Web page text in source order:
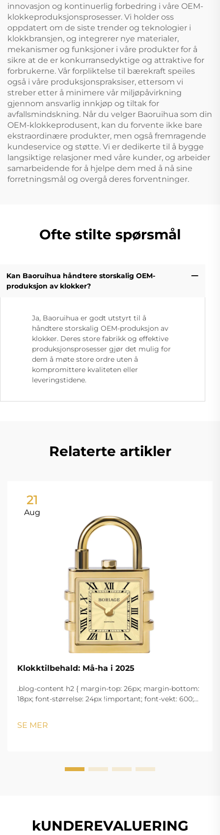
innovasjon og kontinuerlig forbedring i våre OEM-
klokkeproduksjonsprosesser. Vi holder oss
oppdatert om de siste trender og teknologier i
klokkbransjen, og integrerer nye materialer,
mekanismer og funksjoner i våre produkter for å
sikre at de er konkurransedyktige og attraktive for
forbrukerne. Vår forpliktelse til bærekraft speiles
også i våre produksjonspraksiser, ettersom vi
streber etter å minimere vår miljøpåvirkning
gjennom ansvarlig innkjøp og tiltak for
avfallsmindskning. Når du velger Baoruihua som din
OEM-klokkeprodusent, kan du forvente ikke bare
ekstraordinære produkter, men også fremragende
kundeservice og støtte. Vi er dedikerte til å bygge
langsiktige relasjoner med våre kunder, og arbeider
samarbeidende for å hjelpe dem med å nå sine
forretningsmål og overgå deres forventninger.
Ofte stilte spørsmål
Kan Baoruihua håndtere storskalig OEM-
produksjon av klokker?
Ja, Baoruihua er godt utstyrt til å
håndtere storskalig OEM-produksjon av
klokker. Deres store fabrikk og effektive
produksjonsprosesser gjør det mulig for
dem å møte store ordre uten å
kompromittere kvaliteten eller
leveringstidene.
Relaterte artikler
21
Aug
Klokktilbehald: Må-ha i 2025
.blog-content h2 { margin-top: 26px; margin-bottom:
18px; font-størrelse: 24px !important; font-vekt: 600;
!important; font-v...
SE MER
kUNDEREVALUERING